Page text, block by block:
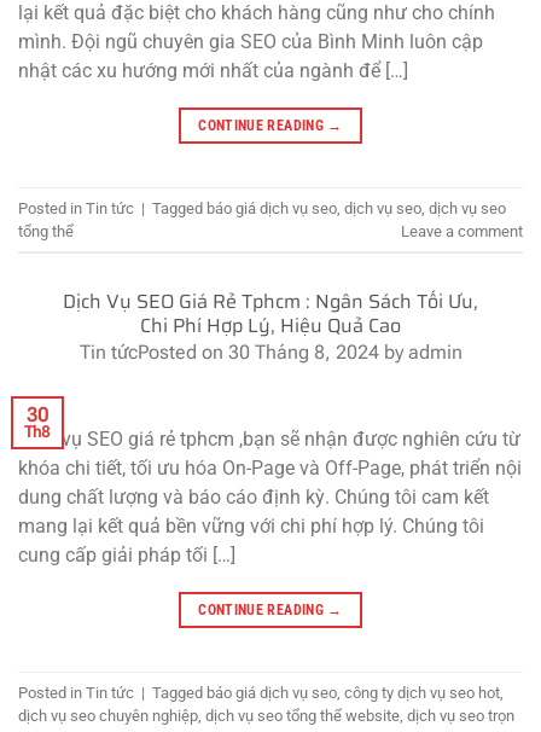
lại kết quả đặc biệt cho khách hàng cũng như cho chính
mình. Đội ngũ chuyên gia SEO của Bình Minh luôn cập
nhật các xu hướng mới nhất của ngành để […]
CONTINUE READING →
Posted in Tin tức | Tagged báo giá dịch vụ seo dịch vụ seo dịch vụ seo
tổng thể
Leave a comment
Dịch Vụ SEO Giá Rẻ Tphcm : Ngân Sách Tối Ưu,
Chi Phí Hợp Lý, Hiệu Quả Cao
Tin tứcPosted on 30 Tháng 8, 2024by admin
30
Th8
Dịch vụ SEO giá rẻ tphcm ,bạn sẽ nhận được nghiên cứu từ
khóa chi tiết, tối ưu hóa On-Page và Off-Page, phát triển nội
dung chất lượng và báo cáo định kỳ. Chúng tôi cam kết
mang lại kết quả bền vững với chi phí hợp lý. Chúng tôi
cung cấp giải pháp tối […]
CONTINUE READING →
Posted in Tin tức | Tagged báo giá dịch vụ seo công ty dịch vụ seo hot
dịch vụ seo chuyên nghiệp dịch vụ seo tổng thể website dịch vụ seo trọn